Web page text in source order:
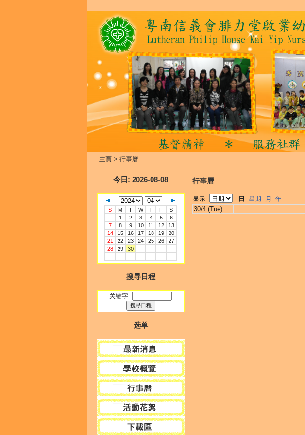
主頁> 行事曆
今日 : 2026-08-08
S M T W T F
S
1
2 3 4 5
6
7
8 9 10 11 12
13
14
15 16 17 18 19
20
21
22 23 24 25 26
27
28
29 30
搜寻日程
关键字:
选单
行事曆
显示: 日 星期 月 年
30/4 (Tue)